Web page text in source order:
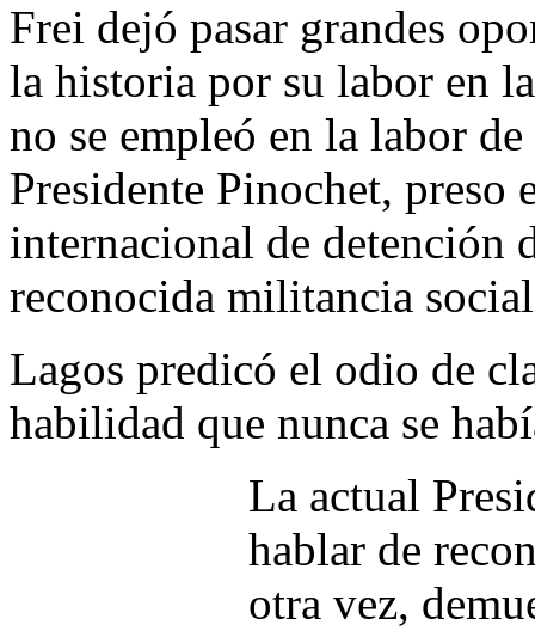
Frei dejó pasar grandes
la historia por su labor en
no se empleó en la labor
Presidente Pinochet, preso
internacional de detención
reconocida militancia
Lagos predicó el odio de
habilidad que nunca se
La actual
hablar de
otra vez,